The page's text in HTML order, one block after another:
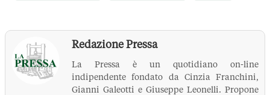
Redazione Pressa
La Pressa è un quotidiano on-line
indipendente fondato da Cinzia Franchini,
Gianni Galeotti e Giuseppe Leonelli. Propone